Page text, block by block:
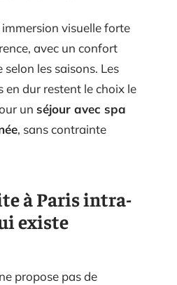
visuelle forte
avec un confort
les saisons. Les
en dur restent le choix le
un séjour avec spa
, sans contrainte
à Paris intra-
existe
propose pas de